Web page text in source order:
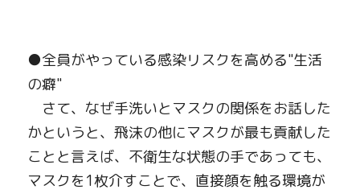
●全員がやっている感染リスクを高める"生活
の癖"
さて、なぜ手洗いとマスクの関係をお話した
かというと、飛沫の他にマスクが最も貢献した
ことと言えば、不衛生な状態の手であっても、
マスクを 1枚介すことで、直接顔を触る環境が